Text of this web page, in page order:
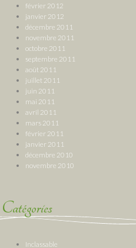
février 2012
janvier 2012
décembre 2011
novembre 2011
octobre 2011
septembre 2011
août 2011
juillet 2011
juin 2011
mai 2011
avril 2011
mars 2011
février 2011
janvier 2011
décembre 2010
novembre 2010
Catégories
Inclassable